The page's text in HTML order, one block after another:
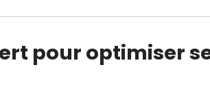
pour optimiser